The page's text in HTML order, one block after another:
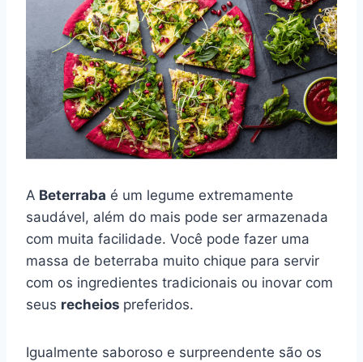
A Beterraba é um legume extremamente
saudável, além do mais pode ser armazenada
com muita facilidade. Você pode fazer uma
massa de beterraba muito chique para servir
com os ingredientes tradicionais ou inovar com
seus recheios preferidos.
Igualmente saboroso e surpreendente são os